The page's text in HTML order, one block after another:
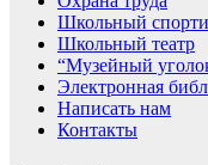
Школьный
Школьный театр
“Музейный
Электронная
Написать нам
Контакты